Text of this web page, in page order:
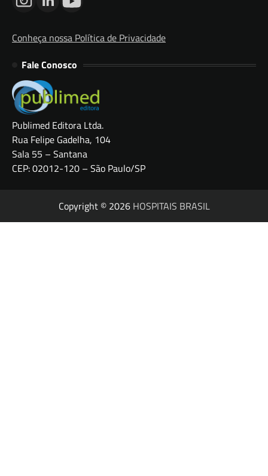
Conheça nossa Política de Privacidade
Fale Conosco
Publimed Editora Ltda.
Rua Felipe Gadelha, 104
Sala 55 – Santana
CEP: 02012-120 – São Paulo/SP
Copyright © 2026 HOSPITAIS BRASIL